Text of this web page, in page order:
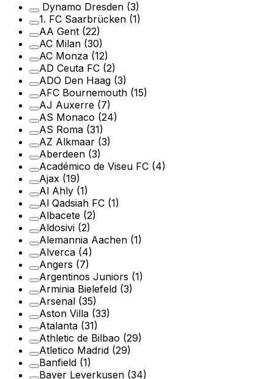
Dynamo Dresden (3)
1. FC Saarbrücken (1)
AA Gent (22)
AC Milan (30)
AC Monza (12)
AD Ceuta FC (2)
ADO Den Haag (3)
AFC Bournemouth (15)
AJ Auxerre (7)
AS Monaco (24)
AS Roma (31)
AZ Alkmaar (3)
Aberdeen (3)
Académico de Viseu FC (4)
Ajax (19)
Al Ahly (1)
Al Qadsiah FC (1)
Albacete (2)
Aldosivi (2)
Alemannia Aachen (1)
Alverca (4)
Angers (7)
Argentinos Juniors (1)
Arminia Bielefeld (3)
Arsenal (35)
Aston Villa (33)
Atalanta (31)
Athletic de Bilbao (29)
Atletico Madrid (29)
Banfield (1)
Bayer Leverkusen (34)